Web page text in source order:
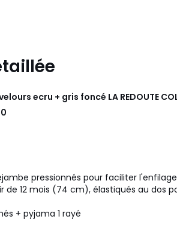
ecru + gris foncé LA REDOUTE
pressionnés pour faciliter
de 12 mois (74 cm), élastiqués au dos
+ pyjama 1 rayé